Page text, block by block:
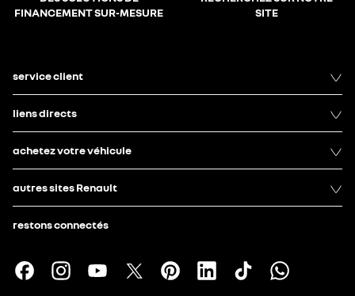
FINANCEMENT SUR-MESURE
SITE
service client
liens directs
achetez votre véhicule
autres sites Renault
restons connectés